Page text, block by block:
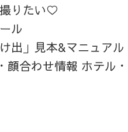
りたい♡
ル
出」見本&マニュアル
顔合わせ情報 ホテル